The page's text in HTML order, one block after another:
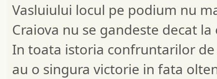
Vasluiului locul pe podium nu
Craiova nu se gandeste decat
In toata istoria confruntarilor
au o singura victorie in fata